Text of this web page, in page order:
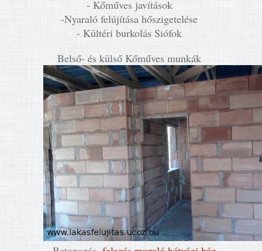
- Kőműves javítások
-Nyaraló felújítása hőszigetelése
- Kültéri burkolás Siófok
Belső- és külső Kőműves munkák